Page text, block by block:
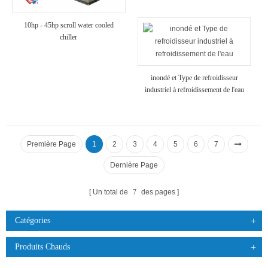
10hp - 45hp scroll water cooled
chiller
inondé et Type de refroidisseur
industriel à refroidissement de l'eau
Première Page 1 2 3 4 5 6 7
Dernière Page
Un total de 7 des pages
Catégories
Produits Chauds